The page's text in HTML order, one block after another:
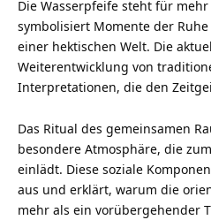
Die Wasserpfeife steht für
symbolisiert Momente der
einer hektischen Welt. Die
Weiterentwicklung von
Interpretationen, die den
Das Ritual des gemeinsamen
besondere Atmosphäre, die
einlädt. Diese soziale
aus und erklärt, warum die
mehr als ein vorübergehender